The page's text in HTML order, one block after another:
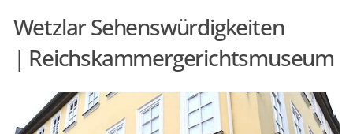
Wetzlar Sehenswürdigkeiten
| Reichskammergerichtsmuseum